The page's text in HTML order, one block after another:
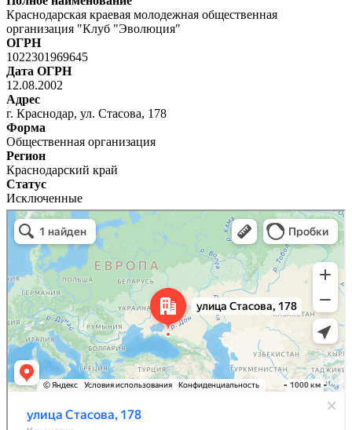
Краснодарская краевая молодежная общественная
организация "Клуб "Эволюция"
ОГРН
1022301969645
Дата ОГРН
12.08.2002
Адрес
г. Краснодар, ул. Стасова, 178
Форма
Общественная организация
Регион
Краснодарский край
Статус
Исключенные